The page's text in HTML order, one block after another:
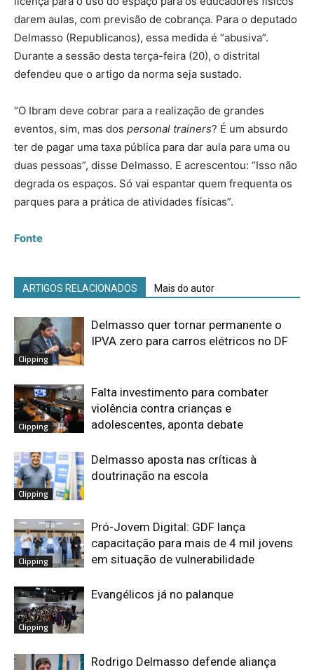
darem aulas, com previsão de cobrança. Para o deputado
Delmasso (Republicanos), essa medida é “abusiva”.
Durante a sessão desta terça-feira (20), o distrital
defendeu que o artigo da norma seja sustado.
“O Ibram deve cobrar para a realização de grandes
eventos, sim, mas dos personal trainers? É um absurdo
ter de pagar uma taxa pública para dar aula para uma ou
duas pessoas”, disse Delmasso. E acrescentou: “Isso não
degrada os espaços. Só vai espantar quem frequenta os
parques para a prática de atividades físicas”.
Fonte
ARTIGOS RELACIONADOS Mais do autor
Clipping
Delmasso quer tornar permanente o
IPVA zero para carros elétricos no DF
Clipping
Falta investimento para combater
violência contra crianças e
adolescentes, aponta debate
Clipping
Delmasso aposta nas críticas à
doutrinação na escola
Clipping
Pró-Jovem Digital: GDF lança
capacitação para mais de 4 mil jovens
em situação de vulnerabilidade
Clipping
Evangélicos já no palanque
Rodrigo Delmasso defende aliança